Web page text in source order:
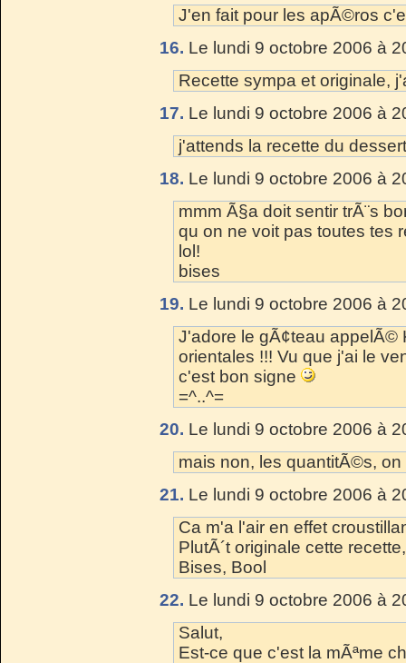
J'en fait pour les apÃ©ros
16. Le lundi 9 octobre 2006 à
Recette sympa et originale,
17. Le lundi 9 octobre 2006 à
j'attends la recette du
18. Le lundi 9 octobre 2006 à
mmm Ã§a doit sentir trÃ¨s
qu on ne voit pas toutes tes
lol!
bises
19. Le lundi 9 octobre 2006 à
J'adore le gÃ¢teau appelÃ©
orientales !!! Vu que j'ai le
c'est bon signe
=^..^=
20. Le lundi 9 octobre 2006 à
mais non, les quantitÃ©s, on
21. Le lundi 9 octobre 2006 à
Ca m'a l'air en effet
PlutÃ´t originale cette
Bises, Bool
22. Le lundi 9 octobre 2006 à
Salut,
Est-ce que c'est la mÃªme